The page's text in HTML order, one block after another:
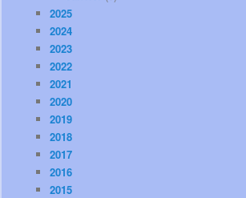
2025
2024
2023
2022
2021
2020
2019
2018
2017
2016
2015